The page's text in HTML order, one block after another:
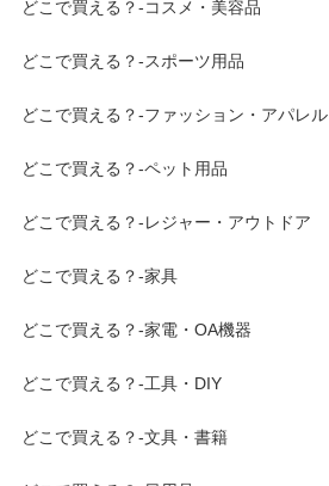
どこで買える？-コスメ・美容品
どこで買える？-スポーツ用品
どこで買える？-ファッション・アパレル
どこで買える？-ペット用品
どこで買える？-レジャー・アウトドア
どこで買える？-家具
どこで買える？-家電・OA機器
どこで買える？-工具・DIY
どこで買える？-文具・書籍